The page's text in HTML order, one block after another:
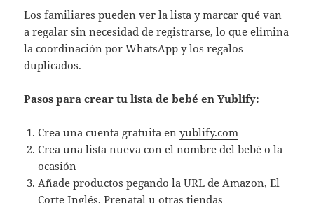
Los familiares pueden ver la lista y marcar qué van
a regalar sin necesidad de registrarse, lo que elimina
la coordinación por WhatsApp y los regalos
duplicados.
Pasos para crear tu lista de bebé en Yublify:
Crea una cuenta gratuita enyublify.com
Crea una lista nueva con el nombre del bebé o la
ocasión
Añade productos pegando la URL de Amazon, El
Corte Inglés, Prenatal u otras tiendas